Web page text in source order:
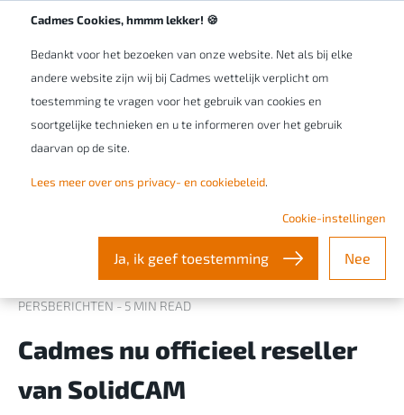
Cadmes Cookies, hmmm lekker! 🍪
Bedankt voor het bezoeken van onze website. Net als bij elke
andere website zijn wij bij Cadmes wettelijk verplicht om
toestemming te vragen voor het gebruik van cookies en
soortgelijke technieken en u te informeren over het gebruik
daarvan op de site.
Lees meer over ons privacy- en cookiebeleid.
Cookie-instellingen
Ja, ik geef toestemming Nee
Werken bij Cadmes
PERSBERICHTEN - 5 MIN READ
Cadmes nu officieel reseller
van SolidCAM